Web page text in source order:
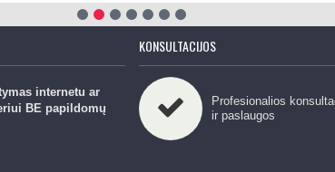
internetu ar
BE papildomų
KONSULTACIJOS
Profesionalios
ir paslaugos